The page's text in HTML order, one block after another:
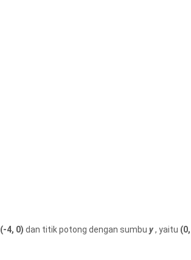
(-4, 0) dan titik potong dengan sumbu y, yaitu (0,